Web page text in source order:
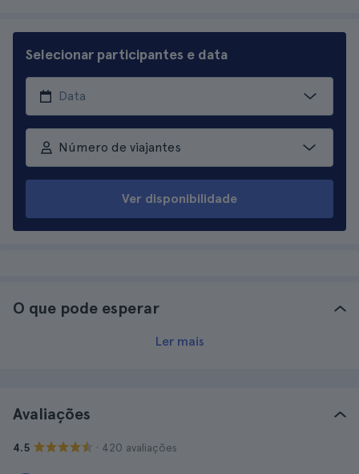
Selecionar participantes e data
Número de viajantes
Ver disponibilidade
O que pode esperar
Ler mais
Avaliações
4.5 · 420 avaliações